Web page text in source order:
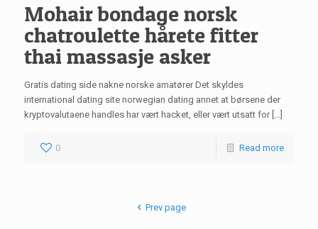
Mohair bondage norsk
chatroulette hårete fitter
thai massasje asker
Gratis dating side nakne norske amatører Det skyldes
international dating site norwegian dating annet at børsene der
kryptovalutaene handles har vært hacket, eller vært utsatt for […]
0 Read more
Prev page